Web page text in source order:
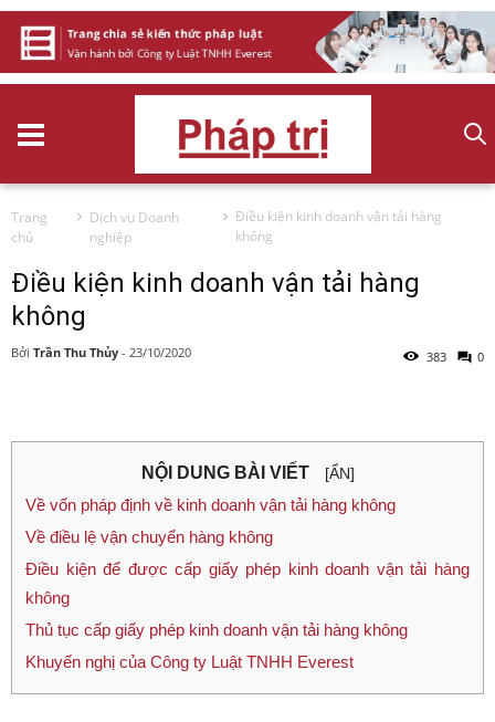
Trang
chủ
Dịch vụ Doanh
nghiệp
Điều kiện kinh doanh vận tải hàng
không
Điều kiện kinh doanh vận tải hàng
không
Bởi Trần Thu Thủy - 23/10/2020 383 0
NỘI DUNG BÀI VIẾT [ẨN]
Về vốn pháp định về kinh doanh vận tải hàng không
Về điều lệ vận chuyển hàng không
Điều kiện để được cấp giấy phép kinh doanh vận tải hàng
không
Thủ tục cấp giấy phép kinh doanh vận tải hàng không
Khuyến nghị của Công ty Luật TNHH Everest